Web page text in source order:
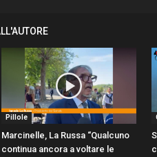
Pillole
Marcinelle, La Russa “Qualcuno
continua ancora a voltare le